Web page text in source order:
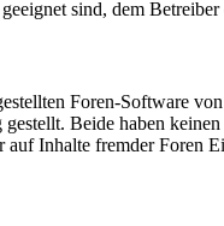
sind, dem
Foren-Software
Beide haben
Inhalte fremder Foren